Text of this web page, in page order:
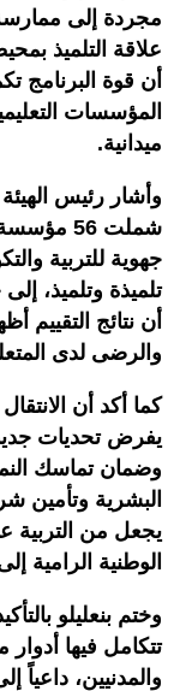
مجردة إلى
علاقة التلميذ
أن قوة البرنامج
المؤسسات
ميدانية.
وأشار رئيس
شملت 56
جهوية للتربية
أن نتائج
والرضى لدى
كما أكد أن
يفرض تحديات
وضمان تماسك
البشرية وتأمين
يجعل من التربية
الوطنية الرامية
وختم بنعليلو
تتكامل فيها أدوار
والمدنيين،